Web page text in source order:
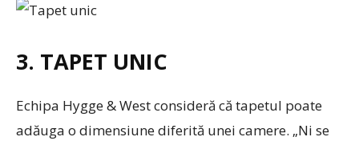
3. TAPET UNIC
Echipa Hygge & West consideră că tapetul poate
adăuga o dimensiune diferită unei camere. „Ni se